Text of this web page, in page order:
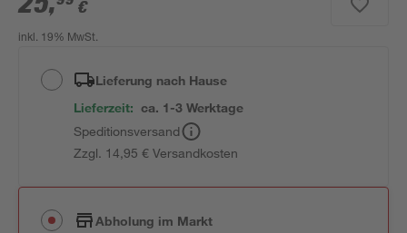
€
inkl. 19% MwSt.
Lieferung nach Hause
Lieferzeit: ca. 1-3 Werktage
Speditionsversand
Zzgl. 14,95 € Versandkosten
Abholung im Markt